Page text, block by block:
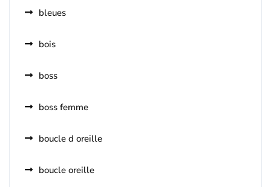
bleues
bois
boss
boss femme
boucle d oreille
boucle oreille